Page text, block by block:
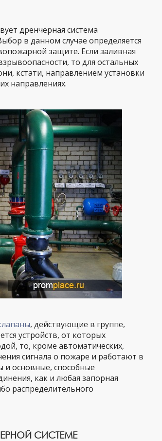
дренчерная система
в данном случае определяется
защите. Если заливная
то для остальных
кстати, направлением установки
направлениях.
, действующие в группе,
устройств, от которых
то, кроме автоматических,
сигнала о пожаре и работают в
и основные, способные
как и любая запорная
распределительного
СИСТЕМЕ